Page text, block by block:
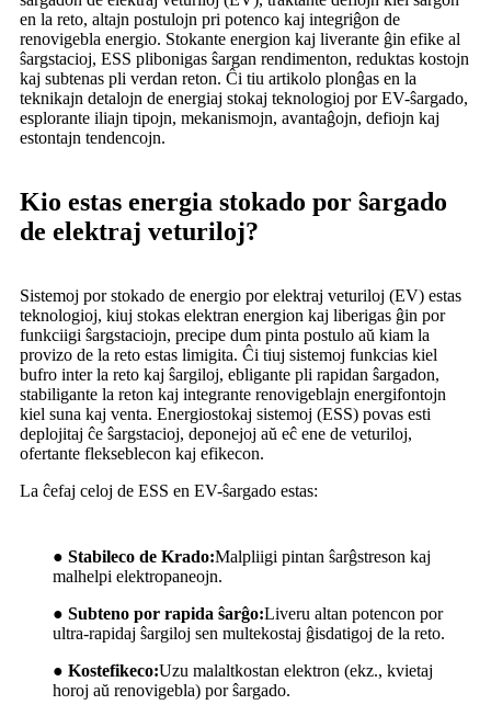
en la reto, altajn postulojn pri potenco kaj integriĝon de
renovigebla energio. Stokante energion kaj liverante ĝin efike al
ŝargstacioj, ESS plibonigas ŝargan rendimenton, reduktas kostojn
kaj subtenas pli verdan reton. Ĉi tiu artikolo plonĝas en la
teknikajn detalojn de energiaj stokaj teknologioj por EV-ŝargado,
esplorante iliajn tipojn, mekanismojn, avantaĝojn, defiojn kaj
estontajn tendencojn.
Kio estas energia stokado por ŝargado
de elektraj veturiloj?
Sistemoj por stokado de energio por elektraj veturiloj (EV) estas
teknologioj, kiuj stokas elektran energion kaj liberigas ĝin por
funkciigi ŝargstaciojn, precipe dum pinta postulo aŭ kiam la
provizo de la reto estas limigita. Ĉi tiuj sistemoj funkcias kiel
bufro inter la reto kaj ŝargiloj, ebligante pli rapidan ŝargadon,
stabiligante la reton kaj integrante renovigeblajn energifontojn
kiel suna kaj venta. Energiostokaj sistemoj (ESS) povas esti
deplojitaj ĉe ŝargstacioj, deponejoj aŭ eĉ ene de veturiloj,
ofertante flekseblecon kaj efikecon.
La ĉefaj celoj de ESS en EV-ŝargado estas:
● Stabileco de Krado:Malpliigi pintan ŝarĝstreson kaj
malhelpi elektropaneojn.
● Subteno por rapida ŝarĝo:Liveru altan potencon por
ultra-rapidaj ŝargiloj sen multekostaj ĝisdatigoj de la reto.
● Kostefikeco:Uzu malaltkostan elektron (ekz., kvietaj
horoj aŭ renovigebla) por ŝargado.